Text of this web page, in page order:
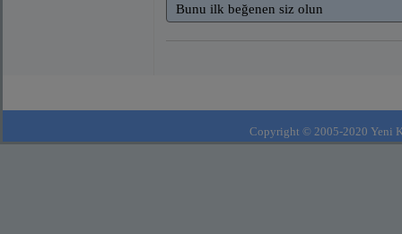
Bunu ilk beğenen siz olun
Copyright © 2005-2020 Yeni